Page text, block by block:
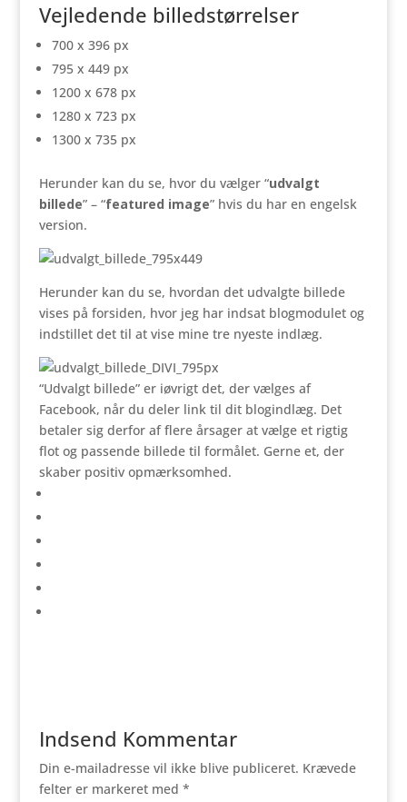
Vejledende billedstørrelser
700 x 396 px
795 x 449 px
1200 x 678 px
1280 x 723 px
1300 x 735 px
Herunder kan du se, hvor du vælger “udvalgt
billede” – “featured image” hvis du har en engelsk
version.
Herunder kan du se, hvordan det udvalgte billede
vises på forsiden, hvor jeg har indsat blogmodulet og
indstillet det til at vise mine tre nyeste indlæg.
“Udvalgt billede” er iøvrigt det, der vælges af
Facebook, når du deler link til dit blogindlæg. Det
betaler sig derfor af flere årsager at vælge et rigtig
flot og passende billede til formålet. Gerne et, der
skaber positiv opmærksomhed.
Indsend Kommentar
Din e-mailadresse vil ikke blive publiceret. Krævede
felter er markeret med *